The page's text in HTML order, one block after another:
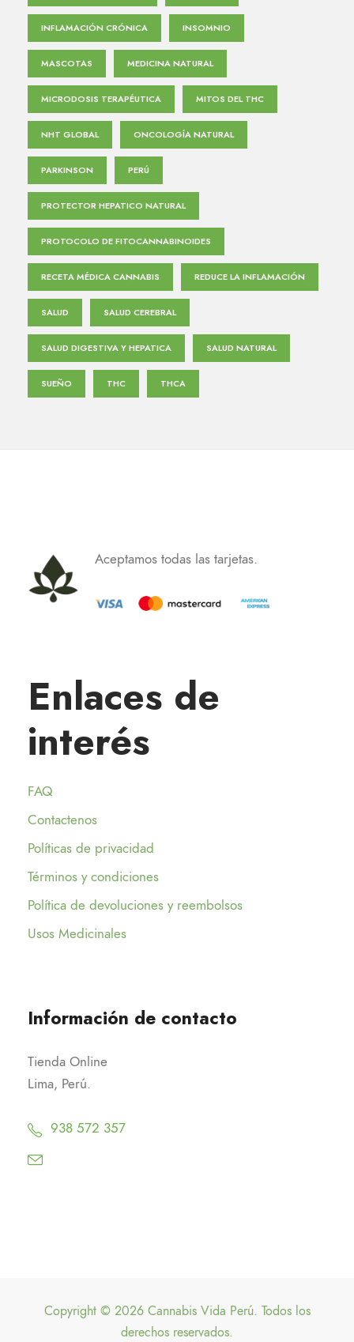
INFLAMACIÓN CRÓNICA INSOMNIO
MASCOTAS MEDICINA NATURAL
MICRODOSIS TERAPÉUTICA MITOS DEL THC
NHT GLOBAL ONCOLOGÍA NATURAL
PARKINSON PERÚ
PROTECTOR HEPATICO NATURAL
PROTOCOLO DE FITOCANNABINOIDES
RECETA MÉDICA CANNABIS REDUCE LA INFLAMACIÓN
SALUD SALUD CEREBRAL
SALUD DIGESTIVA Y HEPATICA SALUD NATURAL
SUEÑO THC THCA
Aceptamos todas las tarjetas.
Enlaces de
interés
FAQ
Contactenos
Políticas de privacidad
Términos y condiciones
Política de devoluciones y reembolsos
Usos Medicinales
Información de contacto
Tienda Online
Lima, Perú.
938 572 357
Copyright © 2026 Cannabis Vida Perú. Todos los
derechos reservados.